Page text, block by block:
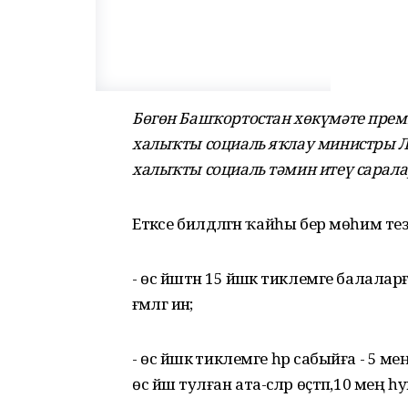
Бөгөн Башҡортостан хөкүмәте
халыҡты социаль яҡлау министры
халыҡты социаль тәмин итеү
Етәксе билдәләгән ҡайһы бер мөһим
- өс йәштән 15 йәшкә тиклемге
ғәмәлгә инә;
- өс йәшкә тиклемге һәр сабыйға - 5
өс йәш тулған ата-әсәләр өҫтәп,10 мең